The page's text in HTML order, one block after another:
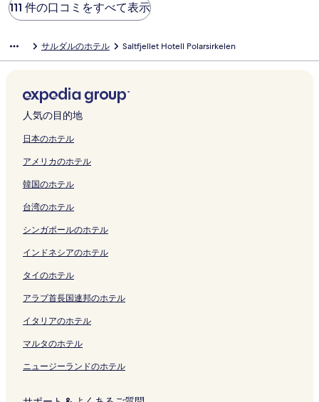
111 件の口コミをすべて表示
サルダルのホテル Saltfjellet Hotell Polarsirkelen
人気の目的地
日本のホテル
アメリカのホテル
韓国のホテル
台湾のホテル
シンガポールのホテル
インドネシアのホテル
タイのホテル
アラブ首長国連邦のホテル
イタリアのホテル
マルタのホテル
ニュージーランドのホテル